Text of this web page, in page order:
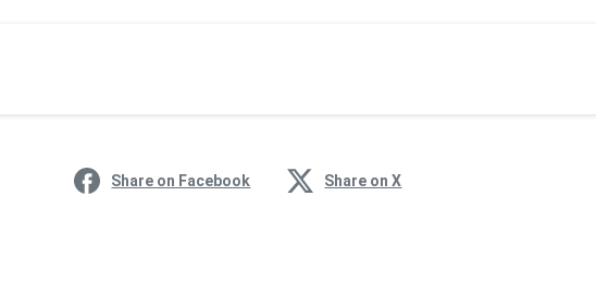
Share on Facebook Share on X